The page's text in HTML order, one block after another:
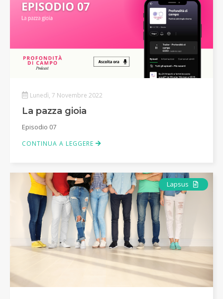
Lunedì, 7 Novembre 2022
La pazza gioia
Episodio 07
CONTINUA A LEGGERE
Lapsus Articolo